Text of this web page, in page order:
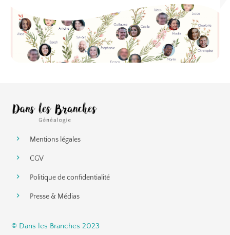
Mentions légales
CGV
Politique de confidentialité
Presse & Médias
© Dans les Branches 2023